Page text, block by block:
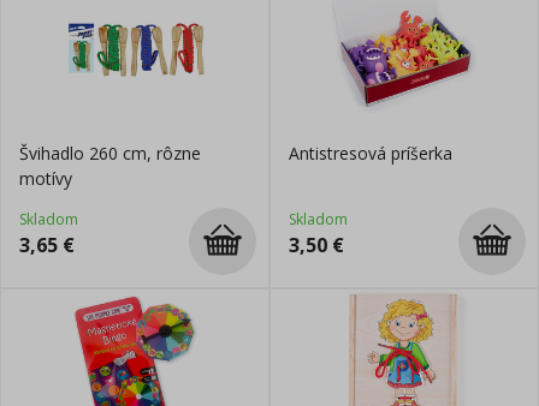
Švihadlo 260 cm, rôzne
motívy
Skladom
3,65 €
Antistresová príšerka
Skladom
3,50 €